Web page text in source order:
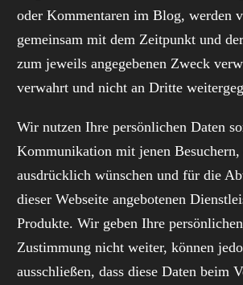
oder Kommentaren im Blog, werden
gemeinsam mit dem Zeitpunkt und
zum jeweils angegebenen Zweck
verwahrt und nicht an Dritte
Wir nutzen Ihre persönlichen Daten
Kommunikation mit jenen
ausdrücklich wünschen und für die
dieser Webseite angebotenen
Produkte. Wir geben Ihre
Zustimmung nicht weiter, können
ausschließen, dass diese Daten beim